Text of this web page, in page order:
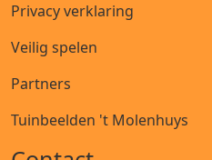
Privacy verklaring
Veilig spelen
Partners
Tuinbeelden 't Molenhuys